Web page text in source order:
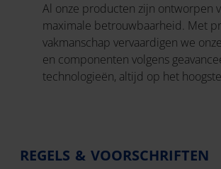
Al onze producten zijn ontworpen
maximale betrouwbaarheid. Met
vakmanschap vervaardigen we
en componenten volgens
technologieën, altijd op het
REGELS & VOORSCHRIFTEN